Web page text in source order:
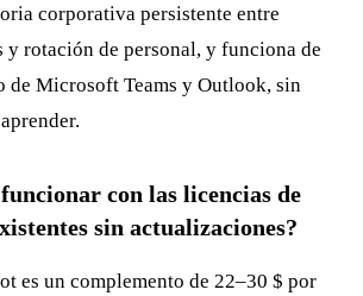
corporativa persistente entre
y rotación de personal, y funciona de
de Microsoft Teams y Outlook, sin
con las licencias de
sin actualizaciones?
es un complemento de 22–30 $ por